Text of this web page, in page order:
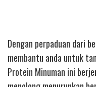
Dengan perpaduan dari
membantu anda untuk
Protein Minuman ini